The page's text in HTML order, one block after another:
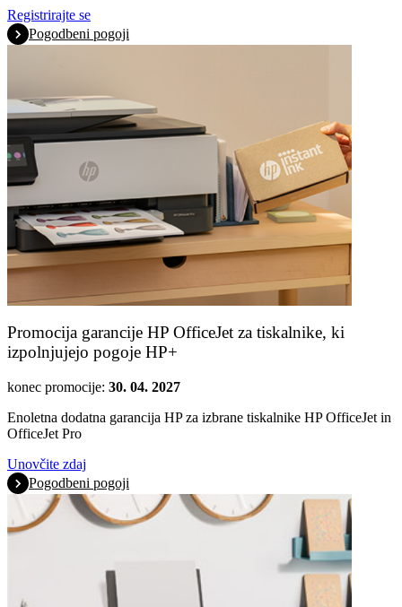
Registrirajte se
Pogodbeni pogoji
Promocija garancije HP OfficeJet za tiskalnike, ki
izpolnjujejo pogoje HP+
konec promocije: 30. 04. 2027
Enoletna dodatna garancija HP za izbrane tiskalnike HP OfficeJet in
OfficeJet Pro
Unovčite zdaj
Pogodbeni pogoji